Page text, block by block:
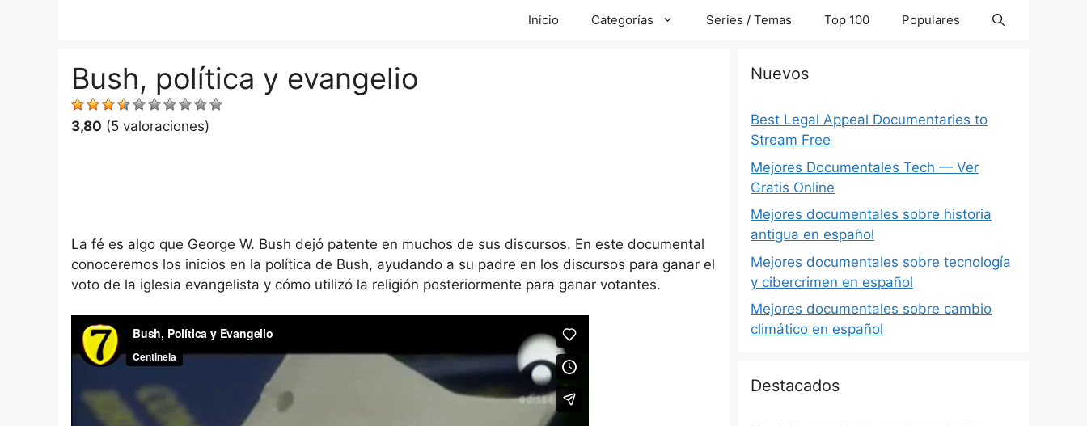
Inicio Categorías Series / Temas Top 100 Populares
Bush, política y evangelio
3,80 (5 valoraciones)
La fé es algo que George W. Bush dejó patente en muchos de sus discursos. En este documental
conoceremos los inicios en la política de Bush, ayudando a su padre en los discursos para ganar el
voto de la iglesia evangelista y cómo utilizó la religión posteriormente para ganar votantes.
Nuevos
Best Legal Appeal Documentaries to
Stream Free
Mejores Documentales Tech — Ver
Gratis Online
Mejores documentales sobre historia
antigua en español
Mejores documentales sobre tecnología
y cibercrimen en español
Mejores documentales sobre cambio
climático en español
Destacados